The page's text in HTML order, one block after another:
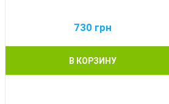
730 грн
В КОРЗИНУ